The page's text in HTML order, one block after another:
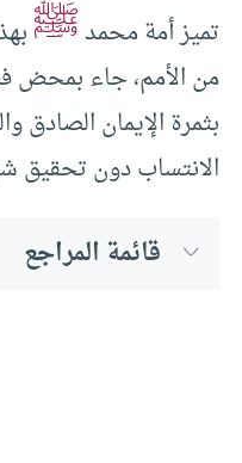
تميز أمة محمدﷺ
من الأمم، جاء بمحض
بثمرة الإيمان الصادق
الانتساب دون تحقيق
قائمة المراجع